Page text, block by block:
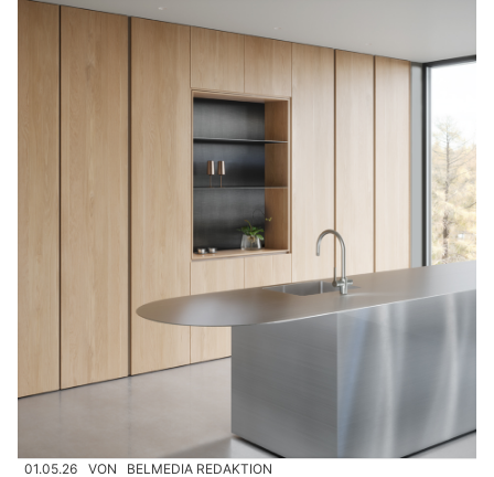
01.05.26 VON BELMEDIA REDAKTION